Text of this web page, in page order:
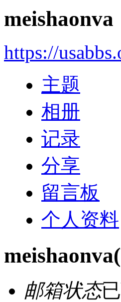
meishaonva
https://
主题
相册
记录
分享
留言板
个人资料
meishaonva
邮箱状态